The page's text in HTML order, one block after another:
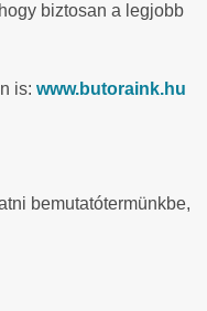
biztosan a legjobb
is: www.butoraink.hu
bemutatótermünkbe,